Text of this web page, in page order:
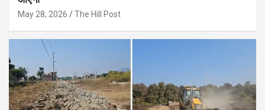
May 28, 2026 The Hill Post